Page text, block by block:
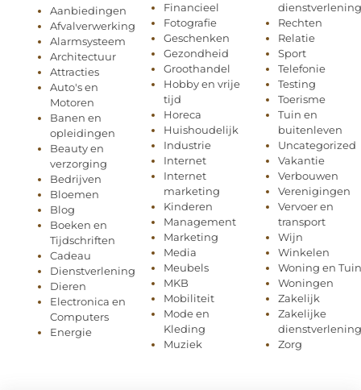
Aanbiedingen
Afvalverwerking
Alarmsysteem
Architectuur
Attracties
Auto's en
Motoren
Banen en
opleidingen
Beauty en
verzorging
Bedrijven
Bloemen
Blog
Boeken en
Tijdschriften
Cadeau
Dienstverlening
Dieren
Electronica en
Computers
Energie
Financieel
Fotografie
Geschenken
Gezondheid
Groothandel
Hobby en vrije
tijd
Horeca
Huishoudelijk
Industrie
Internet
Internet
marketing
Kinderen
Management
Marketing
Media
Meubels
MKB
Mobiliteit
Mode en
Kleding
Muziek
dienstverlening
Rechten
Relatie
Sport
Telefonie
Testing
Toerisme
Tuin en
buitenleven
Uncategorized
Vakantie
Verbouwen
Verenigingen
Vervoer en
transport
Wijn
Winkelen
Woning en Tuin
Woningen
Zakelijk
Zakelijke
dienstverlening
Zorg